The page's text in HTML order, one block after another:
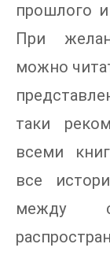
прошлого
При
можно
таки
всеми
все
между